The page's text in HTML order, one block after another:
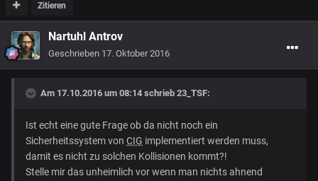
Zitieren
Nartuhl Antrov
Geschrieben 17. Oktober 2016
Am 17.10.2016 um 08:14 schrieb 23_TSF:
Ist echt eine gute Frage ob da nicht noch ein
Sicherheitssystem von CIG implementiert werden muss,
damit es nicht zu solchen Kollisionen kommt?!
Stelle mir das unheimlich vor wenn man nichts ahnend